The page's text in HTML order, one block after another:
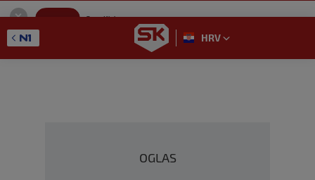
SportKlub
GET - On the Google Play
HRV
OGLAS